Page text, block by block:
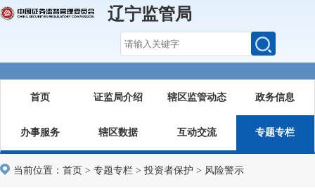
辽宁监管局
首页 证监局介绍 辖区监管动态 政务信息
办事服务 辖区数据 互动交流 专题专栏
当前位置： 首页 > 专题专栏 > 投资者保护 > 风险警示